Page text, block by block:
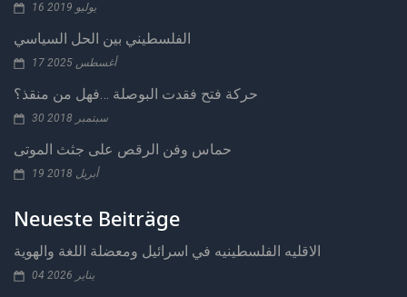
16 يوليو 2019
الفلسطيني بين الحل السياسي
17 أغسطس 2025
حركة فتح فقدت البوصلة …فهل من منقذ؟
30 سبتمبر 2018
حماس وفن الرقص على جثث الموتى
19 أبريل 2018
Neueste Beiträge
الاقليه الفلسطينيه في اسرائيل ومعضلة اللغة والهوية
04 يناير 2026